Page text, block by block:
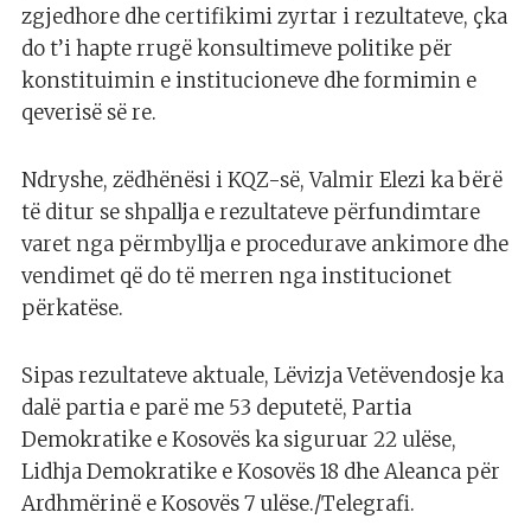
zgjedhore dhe certifikimi zyrtar i rezultateve, çka
do t’i hapte rrugë konsultimeve politike për
konstituimin e institucioneve dhe formimin e
qeverisë së re.
Ndryshe, zëdhënësi i KQZ-së, Valmir Elezi ka bërë
të ditur se shpallja e rezultateve përfundimtare
varet nga përmbyllja e procedurave ankimore dhe
vendimet që do të merren nga institucionet
përkatëse.
Sipas rezultateve aktuale, Lëvizja Vetëvendosje ka
dalë partia e parë me 53 deputetë, Partia
Demokratike e Kosovës ka siguruar 22 ulëse,
Lidhja Demokratike e Kosovës 18 dhe Aleanca për
Ardhmërinë e Kosovës 7 ulëse./Telegrafi.